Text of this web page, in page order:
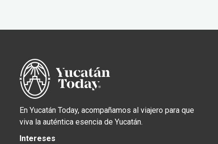
En Yucatán Today, acompañamos al viajero para que
viva la auténtica esencia de Yucatán.
Intereses